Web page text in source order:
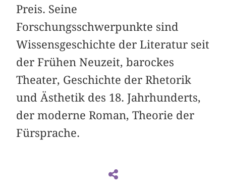
Preis. Seine
Forschungsschwerpunkte sind
Wissensgeschichte der Literatur seit
der Frühen Neuzeit, barockes
Theater, Geschichte der Rhetorik
und Ästhetik des 18. Jahrhunderts,
der moderne Roman, Theorie der
Fürsprache.